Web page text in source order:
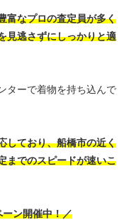
富なプロの査定員が多く
見逃さずにしっかりと適
ターで着物を持ち込んで
しており、船橋市の近く
までのスピードが速いこ
ン開催中！／